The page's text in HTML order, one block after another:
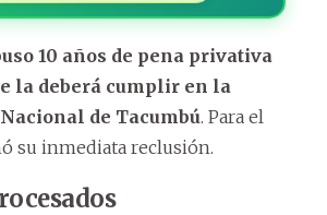
10 años de pena privativa
la deberá cumplir en la
de Tacumbú. Para el
su inmediata reclusión.